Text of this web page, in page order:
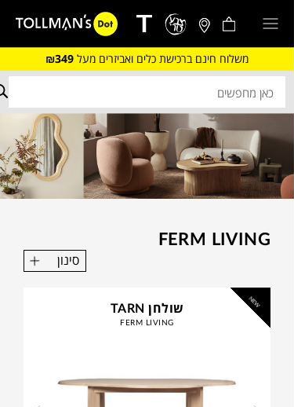
משלוח חינם ברכישת כלים ואביזרים מעל ₪349
FERM LIVING
סינון
NEW שולחן TARN
FERM LIVING